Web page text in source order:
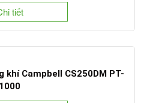
tiết
khí Campbell CS250DM PT-
1000